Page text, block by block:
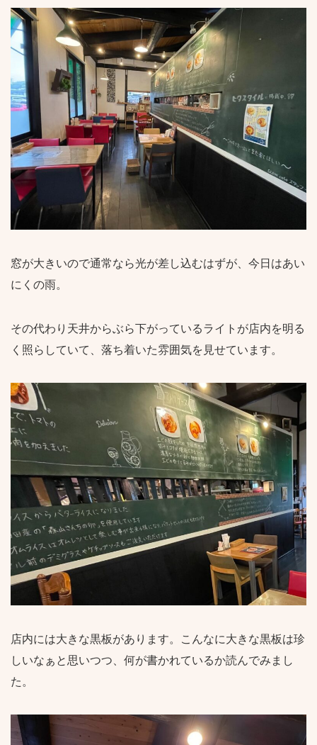
窓が大きいので通常なら光が差し込むはずが、今日はあい
にくの雨。
その代わり天井からぶら下がっているライトが店内を明る
く照らしていて、落ち着いた雰囲気を見せています。
店内には大きな黒板があります。こんなに大きな黒板は珍
しいなぁと思いつつ、何が書かれているか読んでみまし
た。